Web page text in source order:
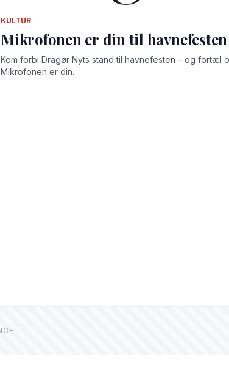
KULTUR
Mikrofonen er din til havnefesten
Kom forbi Dragør Nyts stand til havnefesten – og fortæl
Mikrofonen er din.